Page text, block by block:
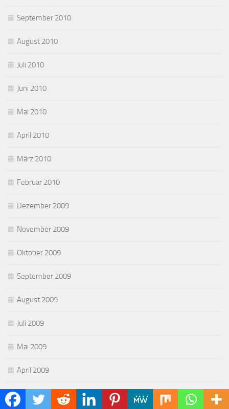
September 2010
August 2010
Juli 2010
Juni 2010
Mai 2010
April 2010
März 2010
Februar 2010
Dezember 2009
November 2009
Oktober 2009
September 2009
August 2009
Juli 2009
Mai 2009
April 2009
März 2009